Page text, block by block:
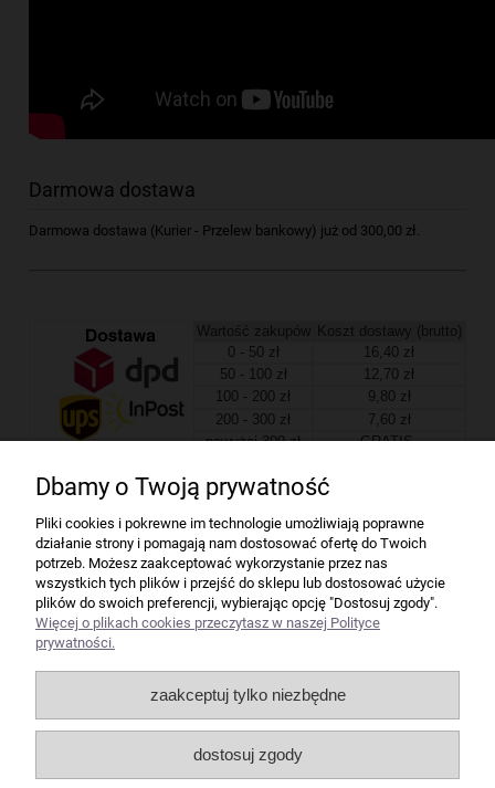
Darmowa dostawa
Darmowa dostawa (Kurier - Przelew bankowy) już od 300,00 zł.
Wartość zakupów
Koszt dostawy (brutto)
0 - 50 zł
16,40 zł
50 - 100 zł
12,70 zł
100 - 200 zł
9,80 zł
200 - 300 zł
7,60 zł
powyżej 300 zł
GRATIS
Firma
Bindownice wg producentów
Niszczarki wg producentów
Liczarki pieniędzy
Dbamy o Twoją prywatność
Pliki cookies i pokrewne im technologie umożliwiają poprawne
działanie strony i pomagają nam dostosować ofertę do Twoich
potrzeb. Możesz zaakceptować wykorzystanie przez nas
wszystkich tych plików i przejść do sklepu lub dostosować użycie
plików do swoich preferencji, wybierając opcję "Dostosuj zgody".
Więcej o plikach cookies przeczytasz w naszej Polityce
prywatności.
zaakceptuj tylko niezbędne
dostosuj zgody